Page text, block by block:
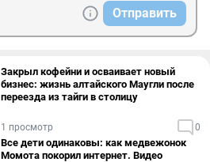
Отправить
Закрыл кофейни и осваивает новый
бизнес: жизнь алтайского Маугли после
переезда из тайги в столицу
1 просмотр 0
Все дети одинаковы: как медвежонок
Момота покорил интернет. Видео